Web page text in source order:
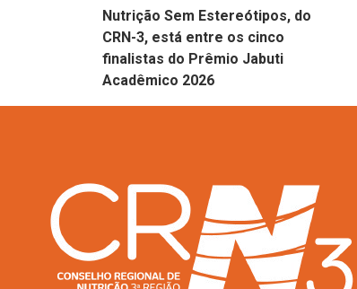
Nutrição Sem Estereótipos, do
CRN-3, está entre os cinco
finalistas do Prêmio Jabuti
Acadêmico 2026